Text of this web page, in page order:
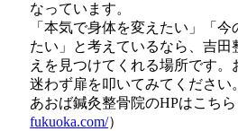
なっています。
「本気で身体を変えたい」「
たい」と考えているなら、吉田
えを見つけてくれる場所です。
迷わず扉を叩いてみてください。
あおば鍼灸整骨院のHPはこち
fukuoka.com/）